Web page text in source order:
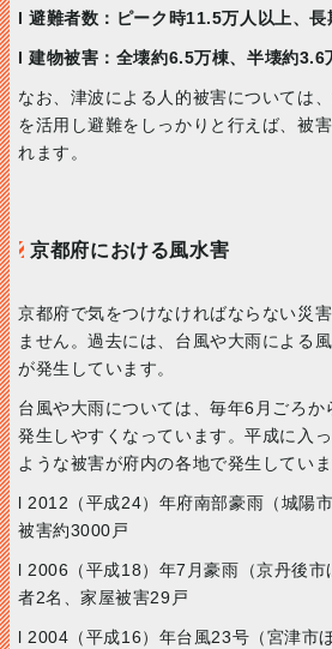
l 避難者数：ピーク時11.5万人以上、長
l 建物被害：全壊約6.5万棟、半壊約3.6
なお、津波による人的被害については
を活用し避難をしっかりと行えば、被
れます。
京都府における風水害
京都府で気をつけなければならない災
ません。過去には、台風や大雨による
が発生しています。
台風や大雨については、毎年6月ごろ
発生しやすくなっています。平成に入
ような被害が府内の各地で発生していま
l 2012（平成24）年府南部豪雨（城陽
被害約3000戸
l 2006（平成18）年7月豪雨（京丹後
者2名、家屋被害29戸
l 2004（平成16）年台風23号（宮津市